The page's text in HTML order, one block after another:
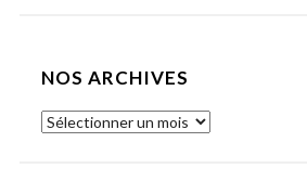
NOS ARCHIVES